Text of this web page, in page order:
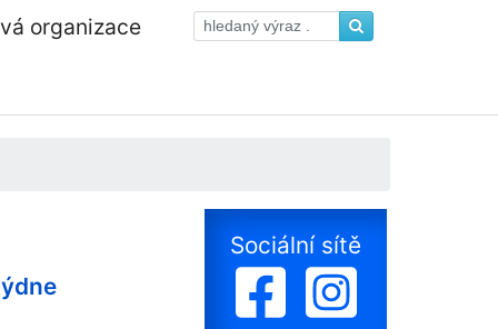
organizace
Sociální sítě